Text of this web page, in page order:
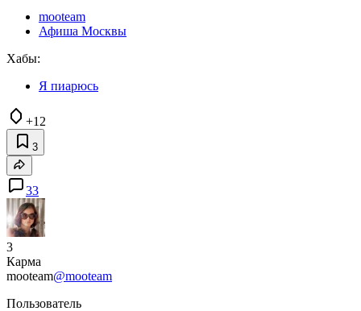
mooteam
Афиша Москвы
Хабы:
Я пиарюсь
+12
3
33
3
Карма
mooteam@mooteam
Пользователь